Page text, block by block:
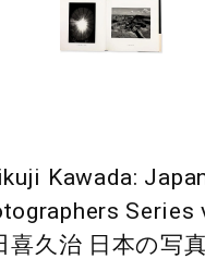
Kawada:
Series
喜久治 日本の写